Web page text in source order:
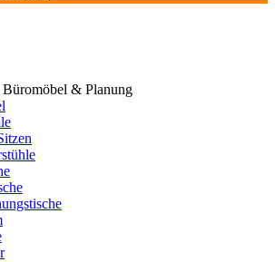
Büromöbel & Planung